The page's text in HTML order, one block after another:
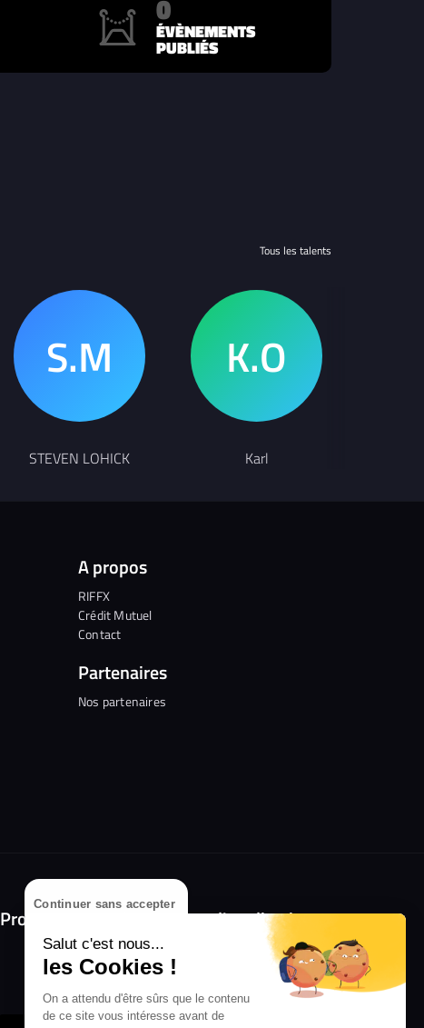
Continuer sans accepter
Salut c'est nous...
les Cookies !
On a attendu d'être sûrs que le contenu
de ce site vous intéresse avant de
0
ÉVÈNEMENTS
PUBLIÉS
Tous les talents
STEVEN LOHICK Karl
A propos
RIFFX
Crédit Mutuel
Contact
Partenaires
Nos partenaires
Prolongez l'expérience avec l'application
RIFFX !
Disponible sur l'App Store et Google Play